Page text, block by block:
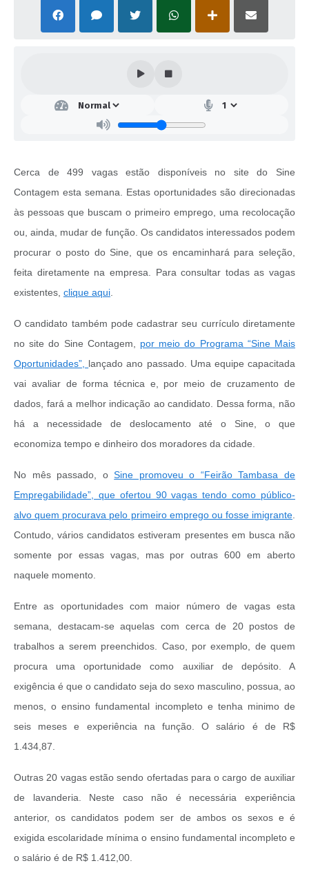
Cerca de 499 vagas estão disponíveis no site do Sine
Contagem esta semana. Estas oportunidades são direcionadas
às pessoas que buscam o primeiro emprego, uma recolocação
ou, ainda, mudar de função. Os candidatos interessados podem
procurar o posto do Sine, que os encaminhará para seleção,
feita diretamente na empresa. Para consultar todas as vagas
existentes, clique aqui
O candidato também pode cadastrar seu currículo diretamente
no site do Sine Contagem, por meio do Programa “Sine Mais
Oportunidades”, lançado ano passado. Uma equipe capacitada
vai avaliar de forma técnica e, por meio de cruzamento de
dados, fará a melhor indicação ao candidato. Dessa forma, não
há a necessidade de deslocamento até o Sine, o que
economiza tempo e dinheiro dos moradores da cidade.
No mês passado, oSine promoveu o “Feirão Tambasa de
Empregabilidade”, que ofertou 90 vagas tendo como público-
alvo quem procurava pelo primeiro emprego ou fosse imigrante
Contudo, vários candidatos estiveram presentes em busca não
somente por essas vagas, mas por outras 600 em aberto
naquele momento.
Entre as oportunidades com maior número de vagas esta
semana, destacam-se aquelas com cerca de 20 postos de
trabalhos a serem preenchidos. Caso, por exemplo, de quem
procura uma oportunidade como auxiliar de depósito. A
exigência é que o candidato seja do sexo masculino, possua, ao
menos, o ensino fundamental incompleto e tenha minimo de
seis meses e experiência na função. O salário é de R$
1.434,87.
Outras 20 vagas estão sendo ofertadas para o cargo de auxiliar
de lavanderia. Neste caso não é necessária experiência
anterior, os candidatos podem ser de ambos os sexos e é
exigida escolaridade mínima o ensino fundamental incompleto e
o salário é de R$ 1.412,00.